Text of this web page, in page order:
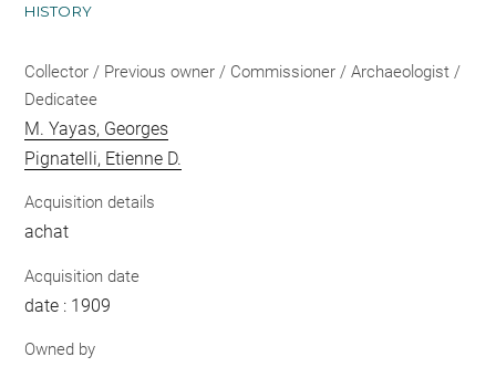
HISTORY
Collector / Previous owner / Commissioner / Archaeologist /
Dedicatee
M. Yayas, Georges
Pignatelli, Etienne D.
Acquisition details
achat
Acquisition date
date : 1909
Owned by